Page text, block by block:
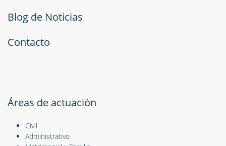
Blog de Noticias
Contacto
Áreas de actuación
Civil
Administrativo